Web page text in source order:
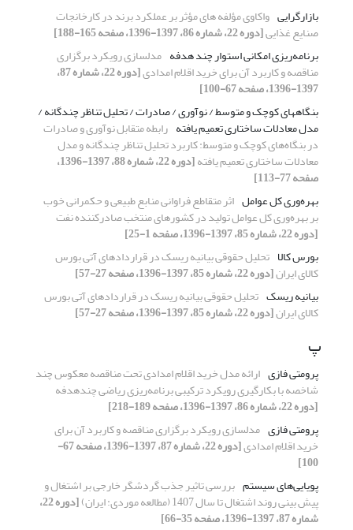
بازارگرایی واکاوی مؤلفه های مؤثر بر عملکرد برند در کارخانجات
صنایع غذایی[دوره 22، شماره 86، 1397-1396، صفحه 165-188]
برنامه‌ریزی امکانی استوار چند هدفه مدلسازی رویکرد برگزاری
مناقصه و کاربرد آن برای خرید اقلام امدادی [دوره 22، شماره 87،
1397-1396، صفحه 67-100]
بنگاههای کوچک و متوسط / نوآوری / صادرات / تحلیل تناظر چندگانه /
مدل معادلات ساختاری تعمیم یافته رابطه متقابل نوآوری و صادرات
در بنگاه‌های کوچک و متوسط: کاربرد تحلیل تناظر چندگانه و مدل
معادلات ساختاری تعمیم یافته [دوره 22، شماره 88، 1397-1396،
صفحه 77-113]
بهره‌وری کل عوامل اثر متقاطع فراوانی منابع طبیعی و حکمرانی خوب
بر بهره‌وری کل عوامل تولید در کشورهای منتخب صادرکننده نفت
[دوره 22، شماره 85، 1397-1396، صفحه 1-25]
بورس کالا تحلیل حقوقی بیانیه ریسک در قراردادهای آتی بورس
کالای ایران[دوره 22، شماره 85، 1397-1396، صفحه 27-57]
بیانیه ریسک تحلیل حقوقی بیانیه ریسک در قراردادهای آتی بورس
کالای ایران[دوره 22، شماره 85، 1397-1396، صفحه 27-57]
پ
پرومتی فازی ارائه مدل خرید اقلام امدادی تحت مناقصه معکوس چند
شاخصه با بکارگیری رویکرد ترکیبی برنامه‌ریزی ریاضی چندهدفه
[دوره 22، شماره 86، 1397-1396، صفحه 189-218]
پرومتی فازی مدلسازی رویکرد برگزاری مناقصه و کاربرد آن برای
خرید اقلام امدادی [دوره 22، شماره 87، 1397-1396، صفحه 67-
100]
پویایی‌های سیستم بررسی تاثیر جذب گردشگر خارجی بر اشتغال و
پیش بینی روند اشتغال تا سال 1407 (مطالعه موردی: ایران) [دوره 22،
شماره 87، 1397-1396، صفحه 35-66]